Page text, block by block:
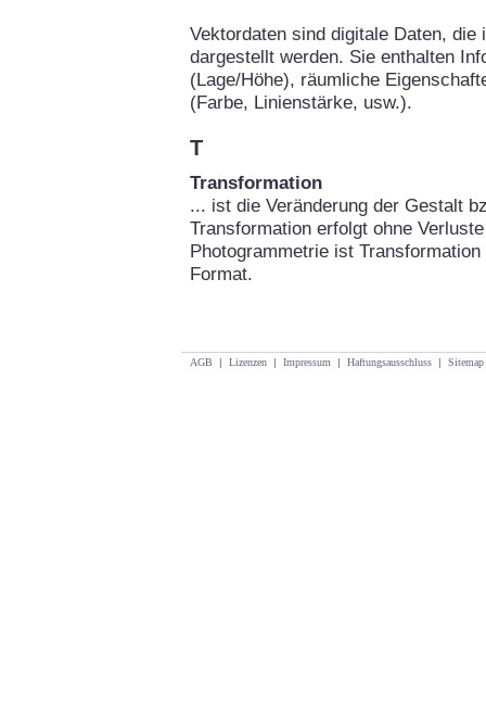
Vektordaten sind digitale Daten,
dargestellt werden. Sie enthalten
(Lage/Höhe), räumliche
(Farbe, Linienstärke, usw.).
T
Transformation
... ist die Veränderung der Gestalt
Transformation erfolgt ohne
Photogrammetrie ist
Format.
AGB | Lizenzen | Impressum | Haftungsausschluss | Sitemap